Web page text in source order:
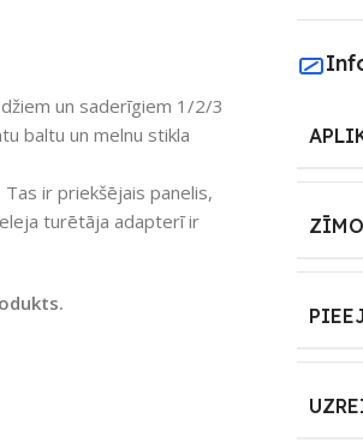
un saderīgiem 1/2/3
baltu un melnu stikla
ir priekšējais panelis,
turētāja adapterī ir